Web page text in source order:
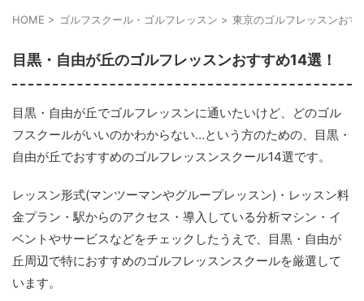
HOME > ゴルフスクール・ゴルフレッスン > 東京のゴルフレッスンお
目黒・自由が丘のゴルフレッスンおすすめ14選！
目黒・自由が丘でゴルフレッスンに通いたいけど、どのゴル
フスクールがいいのかわからない…という方のための、目黒・
自由が丘でおすすめのゴルフレッスンスクール14選です。
レッスン形式(マンツーマンやグループレッスン)・レッスン料
金プラン・駅からのアクセス・導入している分析マシン・イ
ベントやサービスなどをチェックしたうえで、目黒・自由が
丘周辺で特におすすめのゴルフレッスンスクールを厳選して
います。